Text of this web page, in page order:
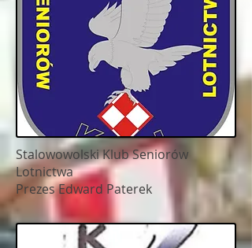
Stalowowolski Klub Seniorów
Lotnictwa
Prezes Edward Paterek